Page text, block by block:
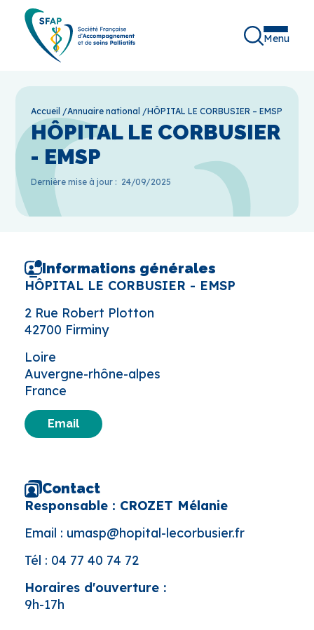
Menu
Accueil /Annuaire national /HÔPITAL LE CORBUSIER – EMSP
HÔPITAL LE CORBUSIER
- EMSP
Dernière mise à jour : 24/09/2025
Informations générales
HÔPITAL LE CORBUSIER - EMSP
2 Rue Robert Plotton
42700 Firminy
Loire
Auvergne-rhône-alpes
France
Email
Contact
Responsable : CROZET Mélanie
Email : umasp@hopital-lecorbusier.fr
Tél : 04 77 40 74 72
Horaires d'ouverture :
9h-17h